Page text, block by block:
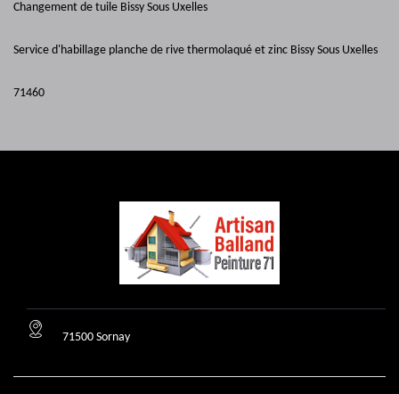
Changement de tuile Bissy Sous Uxelles
Service d'habillage planche de rive thermolaqué et zinc Bissy Sous Uxelles
71460
71500 Sornay